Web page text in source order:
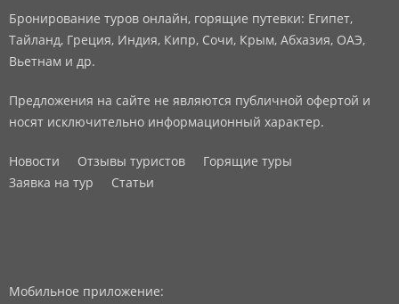
Бронирование туров онлайн, горящие путевки: Египет,
Тайланд, Греция, Индия, Кипр, Сочи, Крым, Абхазия, ОАЭ,
Вьетнам и др.
Предложения на сайте не являются публичной офертой и
носят исключительно информационный характер.
Новости Отзывы туристов
Горящие туры
Заявка на тур
Статьи
Мобильное приложение: